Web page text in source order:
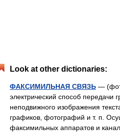
Look at other dictionaries:
ФАКСИМИЛЬНАЯ СВЯЗЬ —
электрический способ передачи
неподвижного изображения
графиков, фотографий и т. п.
факсимильных аппаратов и